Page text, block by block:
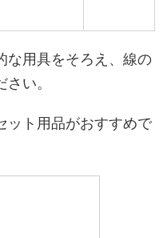
な用具をそろえ、線の
い。
ット用品がおすすめで